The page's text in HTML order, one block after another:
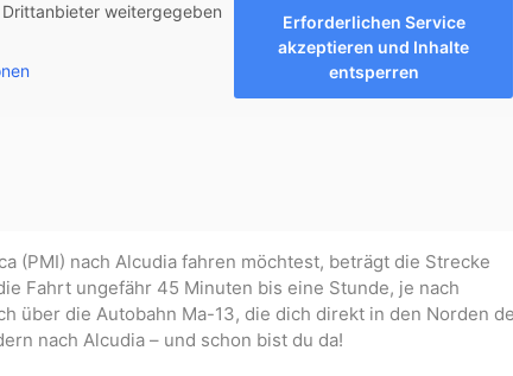
weitergegeben
Erforderlichen Service
akzeptieren und Inhalte
entsperren
(PMI) nach Alcudia fahren möchtest, beträgt die Strecke
Fahrt ungefähr 45 Minuten bis eine Stunde, je nach
über die Autobahn Ma-13, die dich direkt in den Norden
nach Alcudia – und schon bist du da!